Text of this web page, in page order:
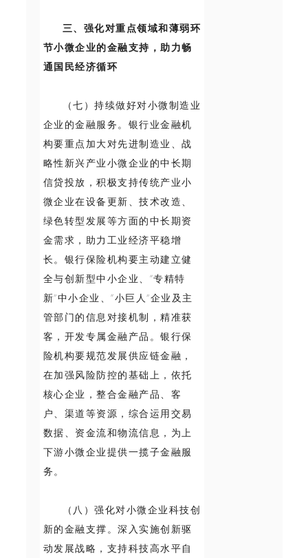
三、强化对重点领域和薄弱环
节小微企业的金融支持，助力畅
通国民经济循环
（七）持续做好对小微制造业
企业的金融服务。银行业金融机
构要重点加大对先进制造业、战
略性新兴产业小微企业的中长期
信贷投放，积极支持传统产业小
微企业在设备更新、技术改造、
绿色转型发展等方面的中长期资
金需求，助力工业经济平稳增
长。银行保险机构要主动建立健
全与创新型中小企业、“专精特
新”中小企业、“小巨人”企业及主
管部门的信息对接机制，精准获
客，开发专属金融产品。银行保
险机构要规范发展供应链金融，
在加强风险防控的基础上，依托
核心企业，整合金融产品、客
户、渠道等资源，综合运用交易
数据、资金流和物流信息，为上
下游小微企业提供一揽子金融服
务。
（八）强化对小微企业科技创
新的金融支撑。深入实施创新驱
动发展战略，支持科技高水平自